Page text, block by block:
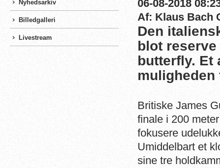
Nyhedsarkiv
Billedgalleri
Livestream
06-08-2018
Af: Klaus Bach
Den
blot
butterfly. Et
Britiske James
finale i 200
fokusere
Umiddelbart et
sine tre